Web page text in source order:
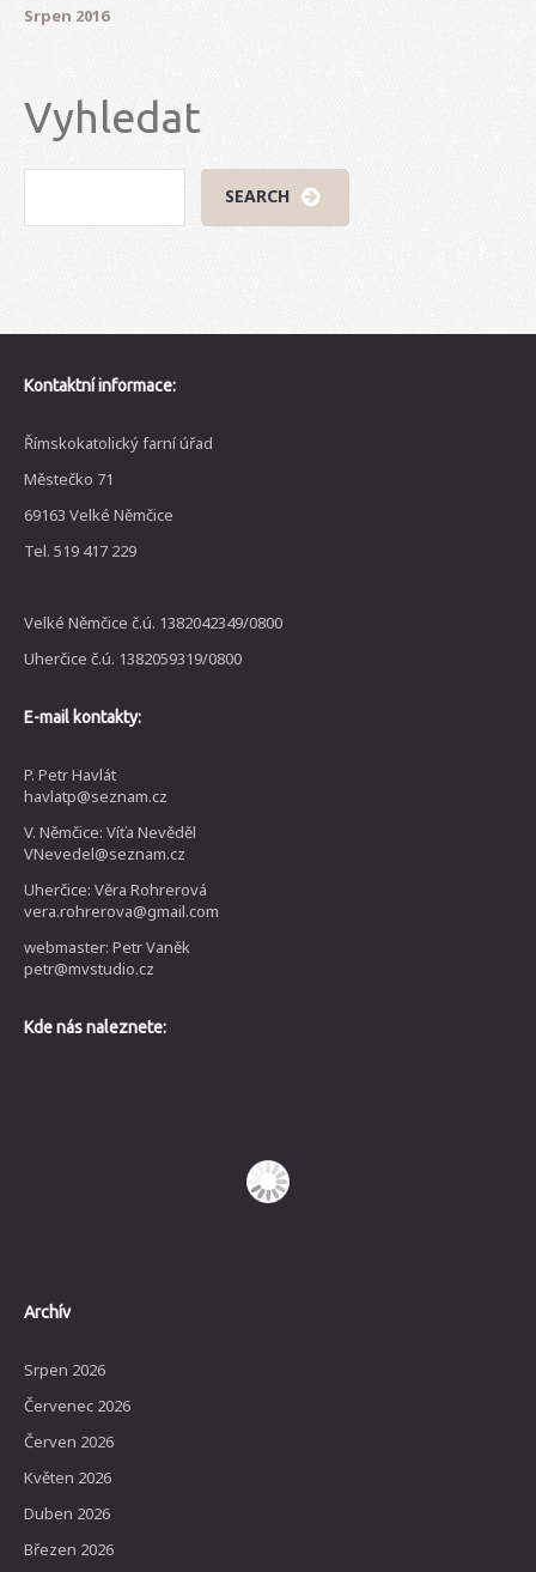
Srpen 2016
Vyhledat
Kontaktní informace:
Římskokatolický farní úřad
Městečko 71
69163 Velké Němčice
Tel. 519 417 229
Velké Němčice č.ú. 1382042349/0800
Uherčice č.ú. 1382059319/0800
E-mail kontakty:
P. Petr Havlát
havlatp@seznam.cz
V. Němčice: Víťa Nevěděl
VNevedel@seznam.cz
Uherčice: Věra Rohrerová
vera.rohrerova@gmail.com
webmaster: Petr Vaněk
petr@mvstudio.cz
Kde nás naleznete:
Archív
Srpen 2026
Červenec 2026
Červen 2026
Květen 2026
Duben 2026
Březen 2026